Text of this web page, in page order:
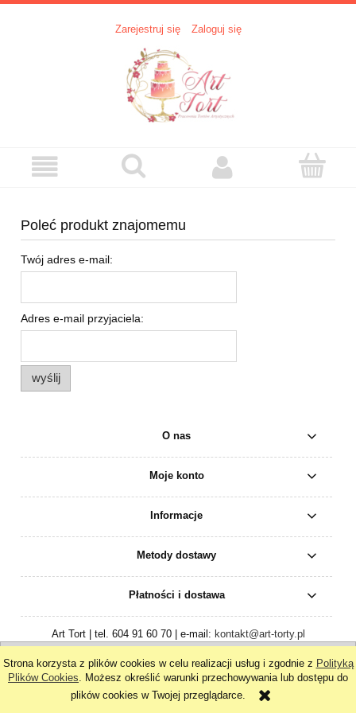
Strona korzysta z plików cookies w celu realizacji usług i zgodnie z Polityką
Plików Cookies. Możesz określić warunki przechowywania lub dostępu do
plików cookies w Twojej przeglądarce.
Zarejestruj się Zaloguj się
Poleć produkt znajomemu
Twój adres e-mail:
Adres e-mail przyjaciela:
wyślij
O nas
Moje konto
Informacje
Metody dostawy
Płatności i dostawa
Art Tort | tel. 604 91 60 70 | e-mail: kontakt@art-torty.pl
Sklep internetowy Shoper.pl